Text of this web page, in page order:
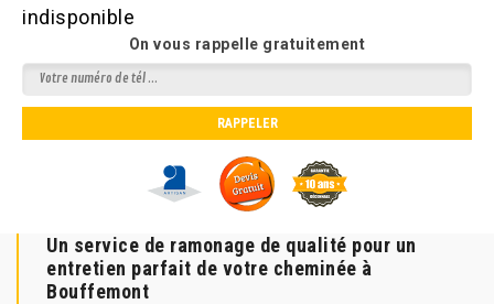
indisponible
On vous rappelle gratuitement
Un service de ramonage de qualité pour un
entretien parfait de votre cheminée à
Bouffemont